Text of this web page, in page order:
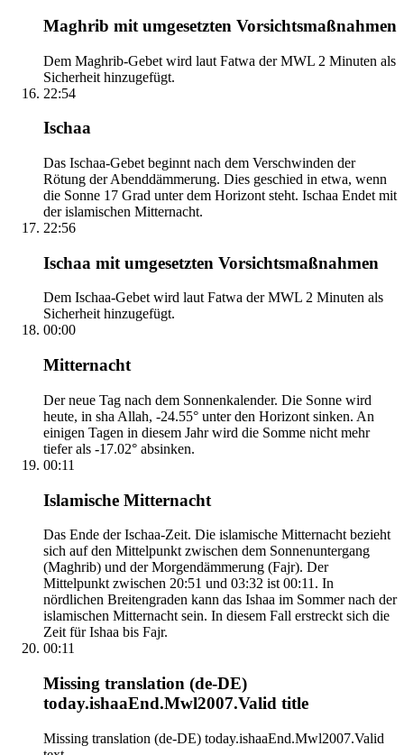
Maghrib mit umgesetzten Vorsichtsmaßnahmen
Dem Maghrib-Gebet wird laut Fatwa der MWL 2 Minuten als
Sicherheit hinzugefügt.
22:54
Ischaa
Das Ischaa-Gebet beginnt nach dem Verschwinden der
Rötung der Abenddämmerung. Dies geschied in etwa, wenn
die Sonne 17 Grad unter dem Horizont steht. Ischaa Endet mit
der islamischen Mitternacht.
22:56
Ischaa mit umgesetzten Vorsichtsmaßnahmen
Dem Ischaa-Gebet wird laut Fatwa der MWL 2 Minuten als
Sicherheit hinzugefügt.
00:00
Mitternacht
Der neue Tag nach dem Sonnenkalender. Die Sonne wird
heute, in sha Allah, -24.55° unter den Horizont sinken. An
einigen Tagen in diesem Jahr wird die Somme nicht mehr
tiefer als -17.02° absinken.
00:11
Islamische Mitternacht
Das Ende der Ischaa-Zeit. Die islamische Mitternacht bezieht
sich auf den Mittelpunkt zwischen dem Sonnenuntergang
(Maghrib) und der Morgendämmerung (Fajr). Der
Mittelpunkt zwischen 20:51 und 03:32 ist 00:11. In
nördlichen Breitengraden kann das Ishaa im Sommer nach der
islamischen Mitternacht sein. In diesem Fall erstreckt sich die
Zeit für Ishaa bis Fajr.
00:11
Missing translation (de-DE)
today.ishaaEnd.Mwl2007.Valid title
Missing translation (de-DE) today.ishaaEnd.Mwl2007.Valid